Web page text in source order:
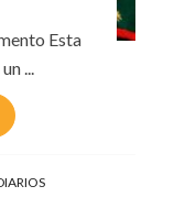
Esta
...